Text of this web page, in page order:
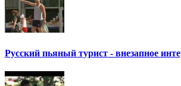
Русский пьяный турист - внезапное